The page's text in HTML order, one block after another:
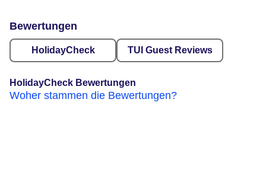
Bewertungen
HolidayCheck TUI Guest Reviews
HolidayCheck Bewertungen
Woher stammen die Bewertungen?